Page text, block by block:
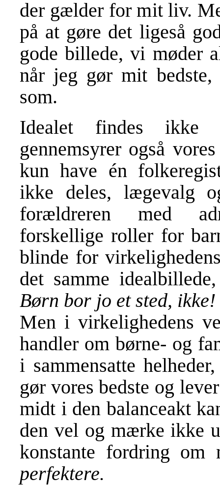
der gælder for mit liv.
på at gøre det ligeså
gode billede, vi møder
når jeg gør mit
som.
Idealet findes ikke
gennemsyrer også
kun have én
ikke deles, lægevalg
forældreren med
forskellige roller for
blinde for
det samme
Børn bor jo et sted, ikke!
Men i virkelighedens
handler om børne- og
i sammensatte
gør vores bedste og
midt i den balanceakt
den vel og mærke ikke
konstante fordring
perfektere.